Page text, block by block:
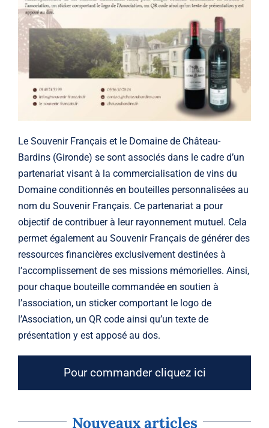
Le Souvenir Français et le Domaine de Château-
Bardins (Gironde) se sont associés dans le cadre d’un
partenariat visant à la commercialisation de vins du
Domaine conditionnés en bouteilles personnalisées au
nom du Souvenir Français. Ce partenariat a pour
objectif de contribuer à leur rayonnement mutuel. Cela
permet également au Souvenir Français de générer des
ressources financières exclusivement destinées à
l’accomplissement de ses missions mémorielles. Ainsi,
pour chaque bouteille commandée en soutien à
l’association, un sticker comportant le logo de
l’Association, un QR code ainsi qu’un texte de
présentation y est apposé au dos.
Pour commander cliquez ici
Nouveaux articles